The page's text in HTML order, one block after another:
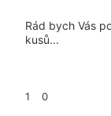
Rád bych Vás
kusů...
1 0